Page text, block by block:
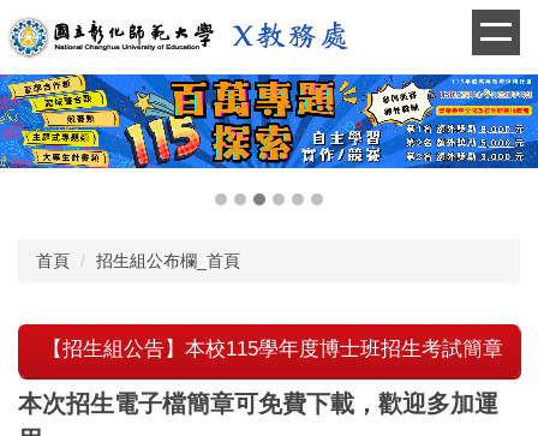
跳
到
要
內
容
區
首頁 招生組公布欄_首頁
【招生組公告】本校115學年度博士班招生考試簡章
本次招生電子檔簡章可免費下載，歡迎多加運